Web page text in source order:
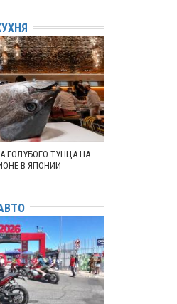
ГОЛУБОГО ТУНЦА НА
В ЯПОНИИ